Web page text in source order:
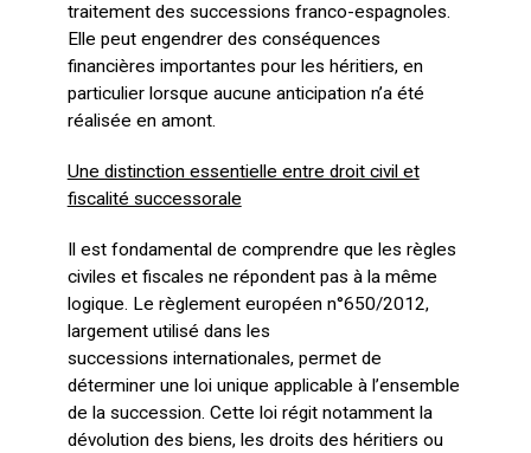
traitement des successions franco-espagnoles.
Elle peut engendrer des conséquences
financières importantes pour les héritiers, en
particulier lorsque aucune anticipation n’a été
réalisée en amont.
Une distinction essentielle entre droit civil et
fiscalité successorale
Il est fondamental de comprendre que les règles
civiles et fiscales ne répondent pas à la même
logique. Le règlement européen n°650/2012,
largement utilisé dans les
successions internationales, permet de
déterminer une loi unique applicable à l’ensemble
de la succession. Cette loi régit notamment la
dévolution des biens, les droits des héritiers ou